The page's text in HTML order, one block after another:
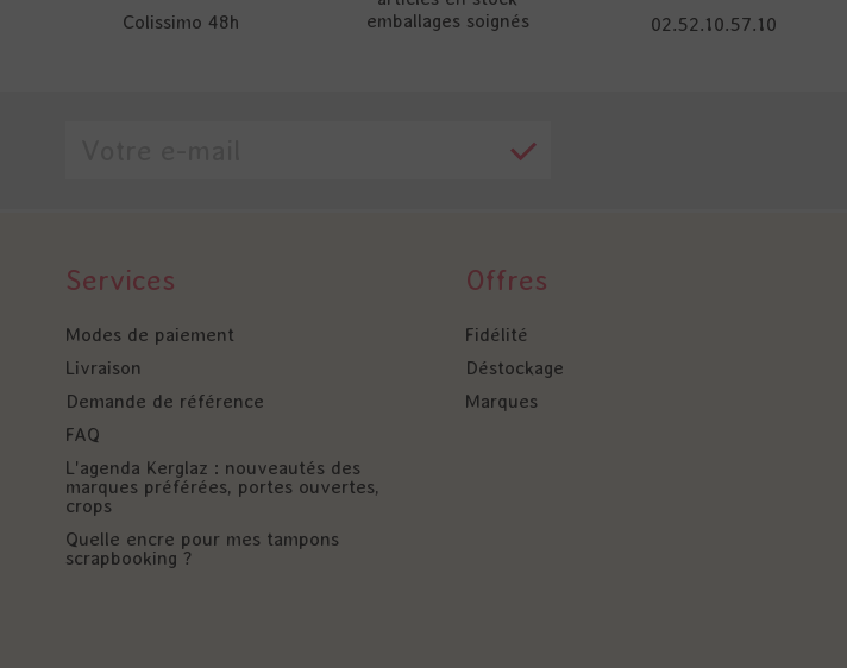
Colissimo 48h
emballages soignés
02.52.10.57.10
Services
Modes de paiement
Livraison
Demande de référence
FAQ
L'agenda Kerglaz : nouveautés des
marques préférées, portes ouvertes,
crops
Quelle encre pour mes tampons
scrapbooking ?
Offres
Fidélité
Déstockage
Marques